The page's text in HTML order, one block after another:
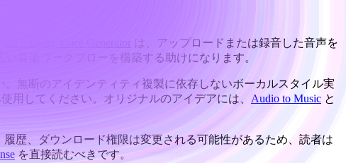
は、アップロードまたは録音した音声を
音楽ワークフローを構築する助けになります。
。無断のアイデンティティ複製に依存しないボーカルスタイル実
用してください。オリジナルのアイデアには、 Audio to Music と
歴、ダウンロード権限は変更される可能性があるため、読者は
を直接読むべきです。